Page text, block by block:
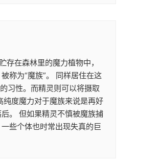
存在森林里的魔力植物中，
称为“魔族”。 同样居住在这
习性。而精灵则可以将摄取
度魔力对于魔族来说是再好
。 但如果精灵不慎被魔族捕
些个体也时常出现失真的巨